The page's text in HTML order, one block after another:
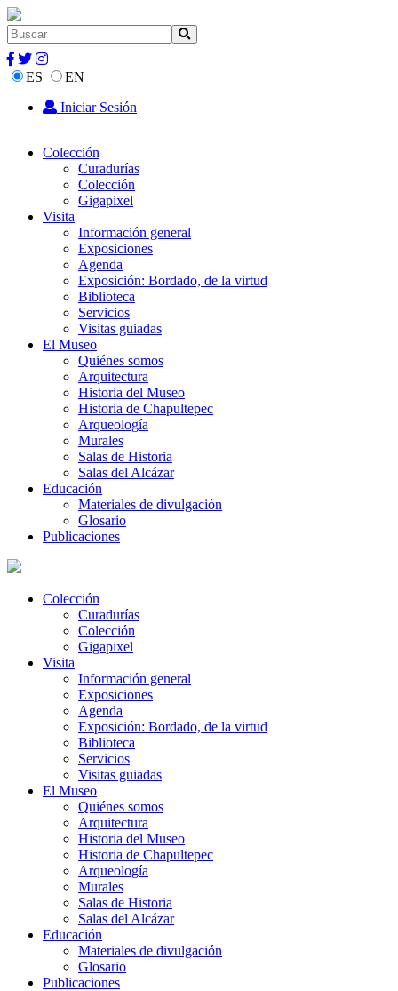
ES
EN
Iniciar Sesión
Colección
Curadurías
Colección
Gigapixel
Visita
Información general
Exposiciones
Agenda
Exposición: Bordado, de la virtud
Biblioteca
Servicios
Visitas guiadas
El Museo
Quiénes somos
Arquitectura
Historia del Museo
Historia de Chapultepec
Arqueología
Murales
Salas de Historia
Salas del Alcázar
Educación
Materiales de divulgación
Glosario
Publicaciones
Colección
Curadurías
Colección
Gigapixel
Visita
Información general
Exposiciones
Agenda
Exposición: Bordado, de la virtud
Biblioteca
Servicios
Visitas guiadas
El Museo
Quiénes somos
Arquitectura
Historia del Museo
Historia de Chapultepec
Arqueología
Murales
Salas de Historia
Salas del Alcázar
Educación
Materiales de divulgación
Glosario
Publicaciones